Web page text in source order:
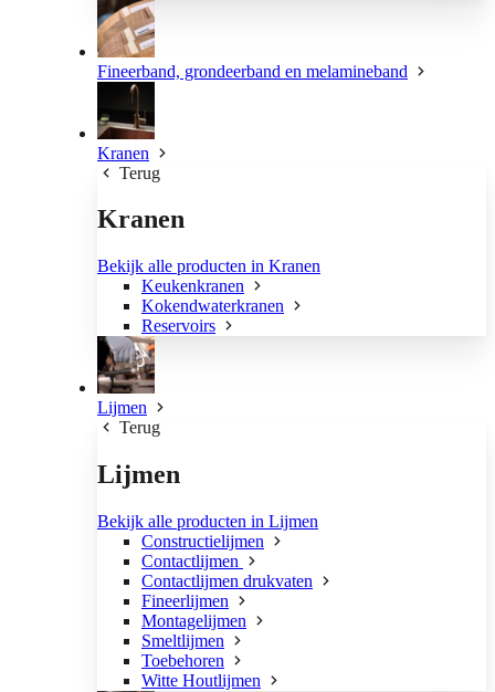
Fineerband, grondeerband en melamineband
Kranen
Terug
Kranen
Bekijk alle producten in Kranen
Keukenkranen
Kokendwaterkranen
Reservoirs
Lijmen
Terug
Lijmen
Bekijk alle producten in Lijmen
Constructielijmen
Contactlijmen
Contactlijmen drukvaten
Fineerlijmen
Montagelijmen
Smeltlijmen
Toebehoren
Witte Houtlijmen